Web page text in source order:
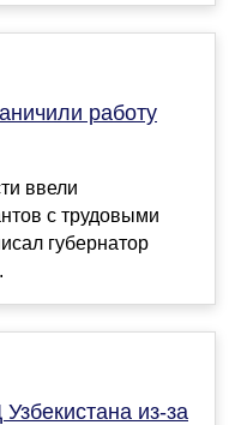
работу
ввели
с трудовыми
губернатор
из-за